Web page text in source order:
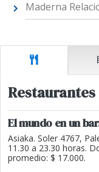
Maderna
Restaurantes
El mundo en un
Asiaka. Soler 4767,
11.30 a 23.30 horas.
promedio: $ 17.000.